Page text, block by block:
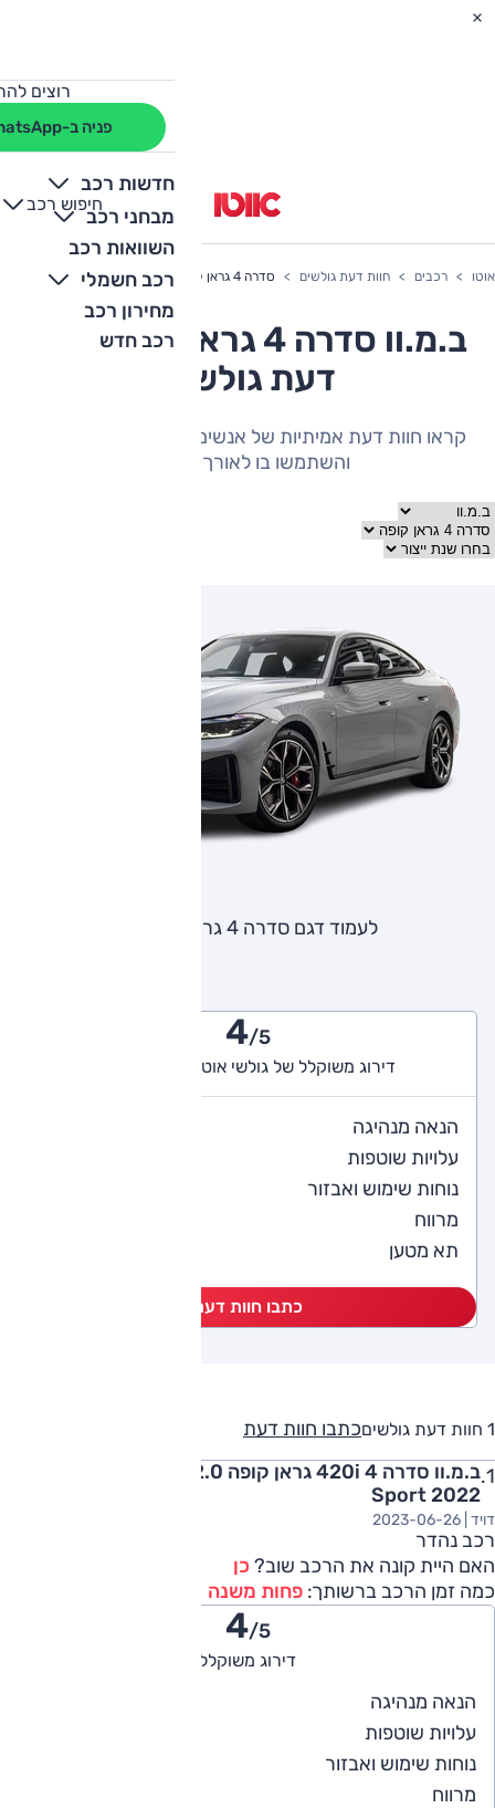
רוצים
פניה ב-WhatsApp
חדשות רכב
מבחני רכב
השוואות רכב
רכב חשמלי
מחירון רכב
רכב חדש
חיפוש רכב
+
-
אוטו רכבים חוות דעת גולשים סדרה 4 גראן קופה
ב.מ.וו סדרה 4 גראן קופה חוות
דעת גולשים
קראו חוות דעת אמיתיות של אנשים שהיה להם את הרכב
והשתמשו בו לאורך תקופה
לעמוד דגם סדרה 4 גראן קופה
4/5
דירוג משוקלל של גולשי אוטו (1 חוות דעת)
הנאה מנהיגה
עלויות שוטפות
נוחות שימוש ואבזור
מרווח
תא מטען
כתבו חוות דעת
1 חוות דעת גולשים
כתבו חוות דעת
Sport 2022
דויד | 2023-06-26
רכב נהדר
האם היית קונה את הרכב שוב? כן
כמה זמן הרכב ברשותך: פחות משנה
4/5
דירוג משוקלל
הנאה מנהיגה
עלויות שוטפות
נוחות שימוש ואבזור
מרווח